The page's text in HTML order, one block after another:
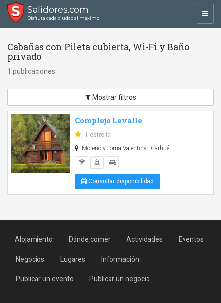
Salidores.com
Disfrutá cada ciudad al máximo
Cabañas con Pileta cubierta, Wi-Fi y Baño
privado
1 publicaciones
Mostrar filtros
Complejo Levalle
1 estrella
Moreno y Loma Valentina - Carhué
Consultar disponibilidad
Alojamiento Dónde comer Actividades Eventos
Negocios Lugares Información
Publicar un evento Publicar un negocio